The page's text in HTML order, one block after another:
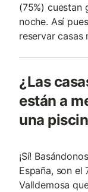
(75%) cuestan
noche. Así
reservar casas
¿Las
están a
una
¡Sí!
España, son el
Valldemosa